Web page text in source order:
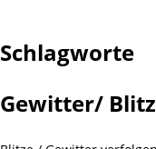
Schlagworte
Gewitter/